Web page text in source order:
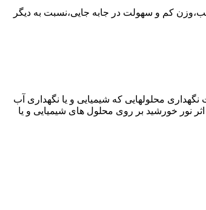
کم و سهولت در جابه جایی،نسبت به دیگر
نگهداری محلولهایی که شیمیایی و یا نگهداری آب
نور خورشید بر روی محلول های شیمیایی و یا